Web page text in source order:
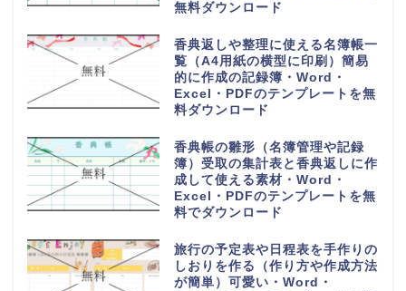
無料ダウンロード
香典返しや整理に使える名簿帳一
覧（A4用紙の横型に印刷）簡易
的に作成の記録簿・Word・
Excel・PDFのテンプレートを無
料ダウンロード
香典帳の雛形（名簿管理や記録
簿）受取の集計表と香典返しに作
成して使える素材・Word・
Excel・PDFのテンプレートを無
料でダウンロード
旅行の予定表や日程表を手作りの
しおりを作る（作り方や作成方法
が簡単）可愛い・Word・